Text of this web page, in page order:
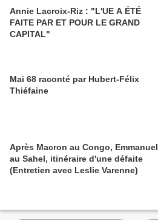
Annie Lacroix-Riz : "L'UE A ÉTÉ
FAITE PAR ET POUR LE GRAND
CAPITAL"
Mai 68 raconté par Hubert-Félix
Thiéfaine
Après Macron au Congo, Emmanuel
au Sahel, itinéraire d'une défaite
(Entretien avec Leslie Varenne)